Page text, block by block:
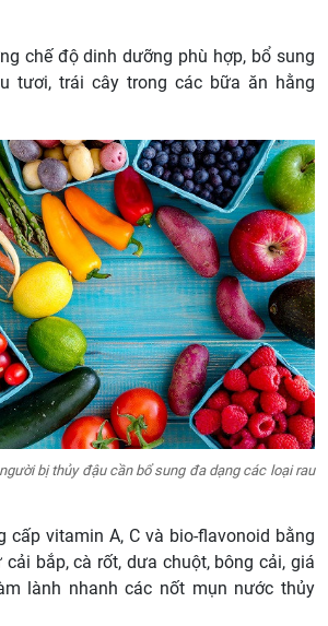
chế độ dinh dưỡng phù hợp, bổ sung
tươi, trái cây trong các bữa ăn hằng
bị thủy đậu cần bổ sung đa dạng các loại rau
cấp vitamin A, C và bio-flavonoid bằng
bắp, cà rốt, dưa chuột, bông cải, giá
lành nhanh các nốt mụn nước thủy